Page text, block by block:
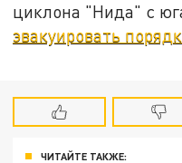
циклона "Нида" с
эвакуировать
ЧИТАЙТЕ ТАКЖЕ: